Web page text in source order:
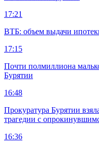
17:21
ВТБ: объем выдачи
17:15
Почти полмиллиона
Бурятии
16:48
Прокуратура Бурятии
трагедии с
16:36